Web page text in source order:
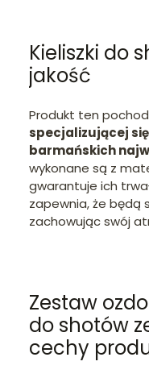
Kieliszki do
jakość
Produkt ten
specjalizującej
barmańskich
wykonane są z
gwarantuje ich
zapewnia, że będą
zachowując swój
Zestaw
do shotów
cechy